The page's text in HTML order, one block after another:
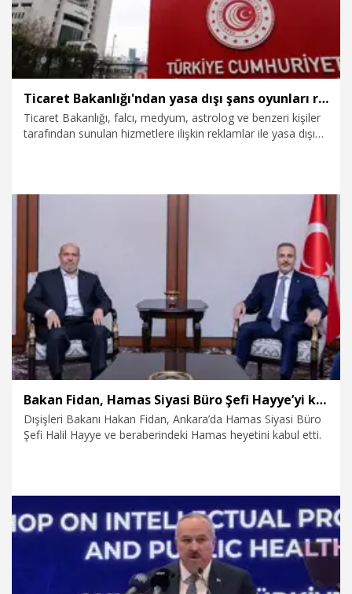
Ticaret Bakanlığı'ndan yasa dışı şans oyunları reklamlarına tedbir
Ticaret Bakanlığı, falcı, medyum, astrolog ve benzeri kişiler
tarafından sunulan hizmetlere ilişkin reklamlar ile yasa dışı
30.07.2026
Bakan Fidan, Hamas Siyasi Büro Şefi Hayye’yi kabul etti
Dışişleri Bakanı Hakan Fidan, Ankara’da Hamas Siyasi Büro
Şefi Halil Hayye ve beraberindeki Hamas heyetini kabul etti.
Politika